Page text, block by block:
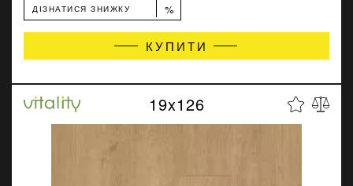
ДІЗНАТИСЯ ЗНИЖКУ %
КУПИТИ
19x126